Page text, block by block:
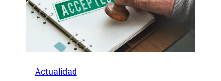
Actualidad